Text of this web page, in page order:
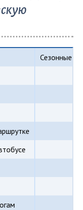
Сезонные